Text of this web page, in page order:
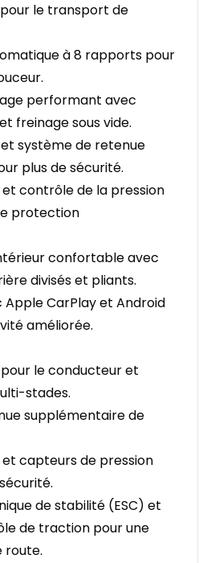
pour le transport de
à 8 rapports pour
performant avec
freinage sous vide.
système de retenue
plus de sécurité.
et contrôle de la pression
protection
confortable avec
divisés et pliants.
Apple CarPlay et Android
améliorée.
le conducteur et
stades.
supplémentaire de
capteurs de pression
de stabilité (ESC) et
de traction pour une
route.